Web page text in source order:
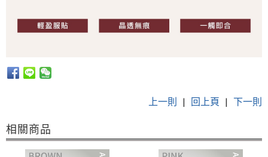
上一則 | 回上頁 | 下一則
相關商品